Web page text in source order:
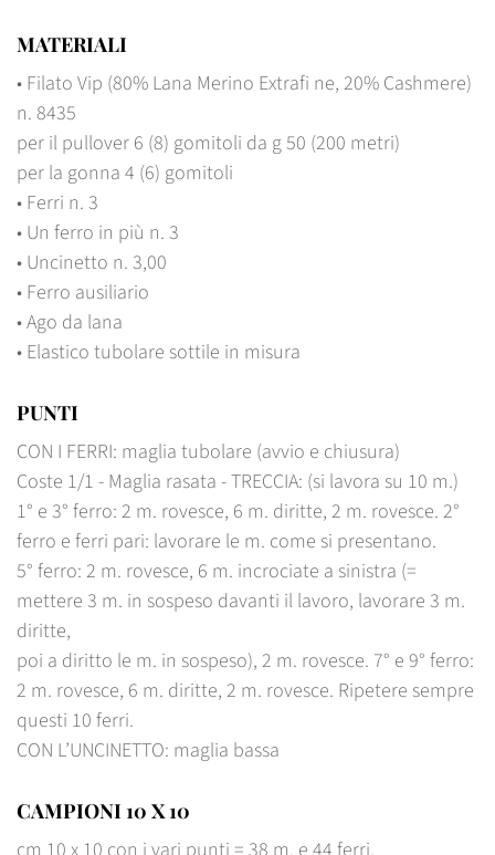
MATERIALI
• Filato Vip (80% Lana Merino Extrafi ne, 20% Cashmere)
n. 8435
per il pullover 6 (8) gomitoli da g 50 (200 metri)
per la gonna 4 (6) gomitoli
• Ferri n. 3
• Un ferro in più n. 3
• Uncinetto n. 3,00
• Ferro ausiliario
• Ago da lana
• Elastico tubolare sottile in misura
PUNTI
CON I FERRI: maglia tubolare (avvio e chiusura)
Coste 1/1 - Maglia rasata - TRECCIA: (si lavora su 10 m.)
1° e 3° ferro: 2 m. rovesce, 6 m. diritte, 2 m. rovesce. 2°
ferro e ferri pari: lavorare le m. come si presentano.
5° ferro: 2 m. rovesce, 6 m. incrociate a sinistra (=
mettere 3 m. in sospeso davanti il lavoro, lavorare 3 m.
diritte,
poi a diritto le m. in sospeso), 2 m. rovesce. 7° e 9° ferro:
2 m. rovesce, 6 m. diritte, 2 m. rovesce. Ripetere sempre
questi 10 ferri.
CON L’UNCINETTO: maglia bassa
CAMPIONI 10 X 10
Confirm your age
Are you 18 years old or older?